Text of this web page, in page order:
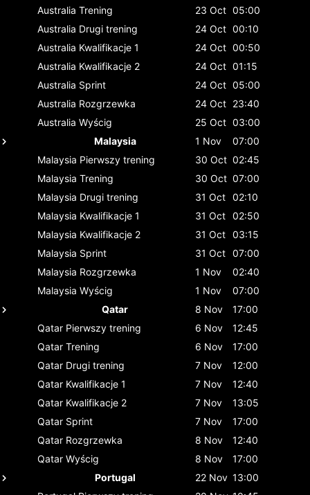
Australia Trening 23 Oct 05:00
Australia Drugi trening 24 Oct 00:10
Australia Kwalifikacje 1 24 Oct 00:50
Australia Kwalifikacje 2 24 Oct 01:15
Australia Sprint 24 Oct 05:00
Australia Rozgrzewka 24 Oct 23:40
Australia Wyścig 25 Oct 03:00
Malaysia
1 Nov
07:00
Malaysia Pierwszy trening 30 Oct 02:45
Malaysia Trening 30 Oct 07:00
Malaysia Drugi trening 31 Oct 02:10
Malaysia Kwalifikacje 1 31 Oct 02:50
Malaysia Kwalifikacje 2 31 Oct 03:15
Malaysia Sprint 31 Oct 07:00
Malaysia Rozgrzewka 1 Nov
02:40
Malaysia Wyścig 1 Nov
07:00
Qatar
8 Nov
17:00
Qatar Pierwszy trening 6 Nov
12:45
Qatar Trening 6 Nov
17:00
Qatar Drugi trening 7 Nov
12:00
Qatar Kwalifikacje 1 7 Nov
12:40
Qatar Kwalifikacje 2 7 Nov
13:05
Qatar Sprint 7 Nov
17:00
Qatar Rozgrzewka 8 Nov
12:40
Qatar Wyścig 8 Nov
17:00
Portugal
22 Nov 13:00